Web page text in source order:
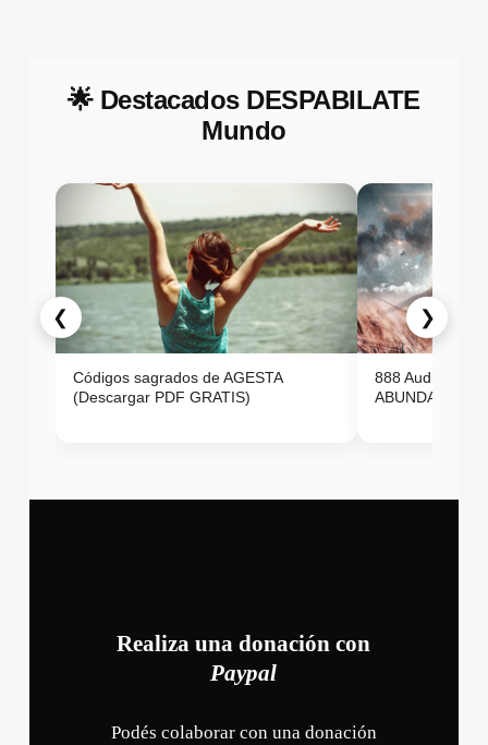
🌟 Destacados DESPABILATE
Mundo
❮
Códigos sagrados de AGESTA
(Descargar PDF GRATIS)
888 Audio
ABUNDANCIA
❯
Realiza una donación con
Paypal
Podés colaborar con una donación